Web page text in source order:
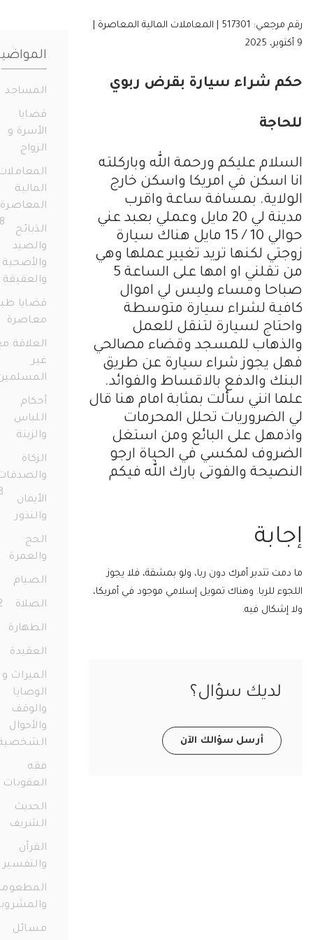
رقم مرجعي: 517301 | المعاملات المالية المعاصرة |
شراء سيارة بقرض ربوي
عليكم ورحمة الله وباركلته
في امريكا واسكن خارج
بمسافة ساعة واقرب
مدينة لي 20 مايل وعملي بعبد عني
حوالي 10 / 15 مايل هناك سيارة
لكنها تريد تغيير عملها وهي
من تقلني او امها على الساعة 5
ومساء وليس لي اموال
لشراء سيارة متوسطة
لسيارة لتنقل للعمل
للمسجد وقضاء مصالحي
يجوز شراء سيارة عن طريق
والدفع بالاقساط والفوائد.
انني سألت بمثابة امام هنا قال
تحلل المحرمات
على البائع ومن استغل
لمكسي في الحياة ارجو
والفوتى بارك الله فيكم
تتدبر أمرك دون ربا، ولو بمشقة، فلا يجوز
للربا. وهناك تمويل إسلامي موجود في أمريكا،
فيه.
سؤال؟
أرسل سؤالك الآن
المواضيع
المساجد 19
الأسرة و
331
المعاملات
المعاصرة
658
والصيد
والأضحية
والعقيقة 14
قضايا طبية
معاصرة
77
العلاقة مع
المسلمين
36
72
والصدقات
158
68
والعمرة
23
91
172
الطهارة 98
العقيدة 38
الميراث و
والوقف
والأحوال
الشخصية
العقوبات
11
الشريف
12
والتفسير 56
المطعومات
والمشروبات
21
مسائل